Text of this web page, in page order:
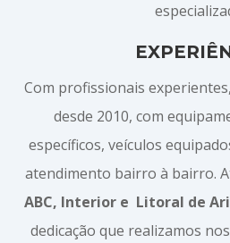
Com profissionais
desde 2010, com
específicos, veículos
atendimento bairro à bairro.
ABC, Interior e Litoral de
dedicação que realizamos